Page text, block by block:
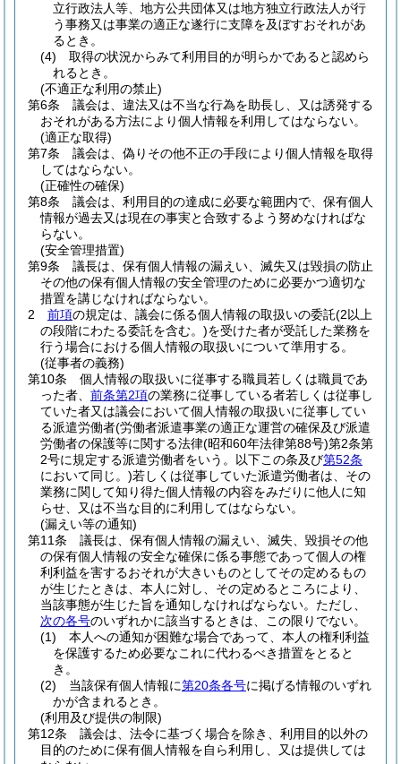
立行政法人等、地方公共団体又は地方独立行政法人が行
う事務又は事業の適正な遂行に支障を及ぼすおそれがあ
るとき。
(4)
取得の状況からみて利用目的が明らかであると認めら
れるとき。
(不適正な利用の禁止)
第6条
議会は、違法又は不当な行為を助長し、又は誘発する
おそれがある方法により個人情報を利用してはならない。
(適正な取得)
第7条
議会は、偽りその他不正の手段により個人情報を取得
してはならない。
(正確性の確保)
第8条
議会は、利用目的の達成に必要な範囲内で、保有個人
情報が過去又は現在の事実と合致するよう努めなければな
らない。
(安全管理措置)
第9条
議長は、保有個人情報の漏えい、滅失又は毀損の防止
その他の保有個人情報の安全管理のために必要かつ適切な
措置を講じなければならない。
2
前項の規定は、議会に係る個人情報の取扱いの委託(2以上
の段階にわたる委託を含む。)を受けた者が受託した業務を
行う場合における個人情報の取扱いについて準用する。
(従事者の義務)
第10条
個人情報の取扱いに従事する職員若しくは職員であ
った者、 前条第2項の業務に従事している者若しくは従事し
ていた者又は議会において個人情報の取扱いに従事してい
る派遣労働者(労働者派遣事業の適正な運営の確保及び派遣
労働者の保護等に関する法律(昭和60年法律第88号)第2条第
2号に規定する派遣労働者をいう。以下この条及び第52条
において同じ。)若しくは従事していた派遣労働者は、その
業務に関して知り得た個人情報の内容をみだりに他人に知
らせ、又は不当な目的に利用してはならない。
(漏えい等の通知)
第11条
議長は、保有個人情報の漏えい、滅失、毀損その他
の保有個人情報の安全な確保に係る事態であって個人の権
利利益を害するおそれが大きいものとしてその定めるもの
が生じたときは、本人に対し、その定めるところにより、
当該事態が生じた旨を通知しなければならない。 ただし、
次の各号のいずれかに該当するときは、この限りでない。
(1)
本人への通知が困難な場合であって、本人の権利利益
を保護するため必要なこれに代わるべき措置をとると
き。
(2)
当該保有個人情報に第20条各号に掲げる情報のいずれ
かが含まれるとき。
(利用及び提供の制限)
第12条
議会は、法令に基づく場合を除き、利用目的以外の
目的のために保有個人情報を自ら利用し、又は提供しては